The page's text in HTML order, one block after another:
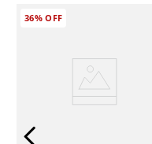
36%OFF